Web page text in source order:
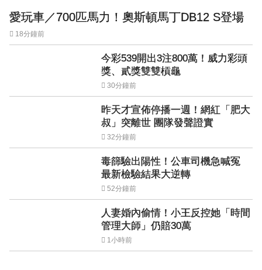
愛玩車／700匹馬力！奧斯頓馬丁DB12 S登場
18分鐘前
今彩539開出3注800萬！威力彩頭
獎、貳獎雙雙槓龜
30分鐘前
昨天才宣佈停播一週！網紅「肥大
叔」突離世 團隊發聲證實
32分鐘前
毒篩驗出陽性！公車司機急喊冤
最新檢驗結果大逆轉
52分鐘前
人妻婚內偷情！小王反控她「時間
管理大師」仍賠30萬
1小時前